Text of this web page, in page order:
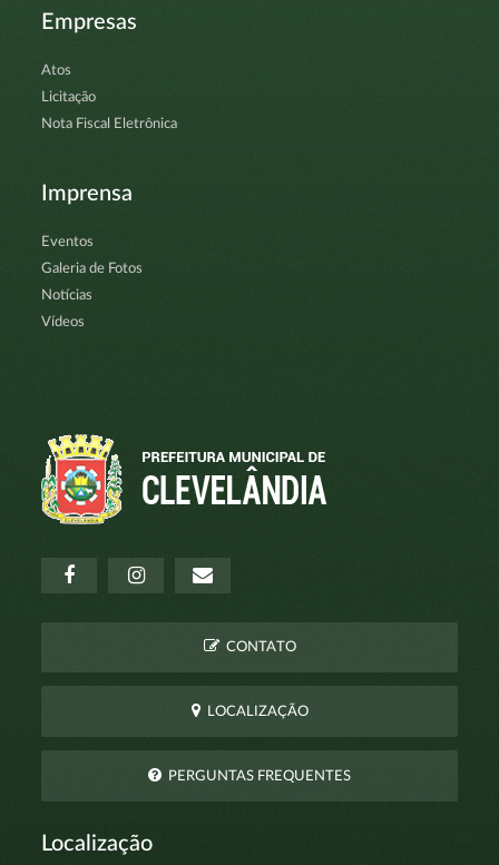
Empresas
Atos
Licitação
Nota Fiscal Eletrônica
Imprensa
Eventos
Galeria de Fotos
Notícias
Vídeos
CONTATO
LOCALIZAÇÃO
PERGUNTAS FREQUENTES
Localização